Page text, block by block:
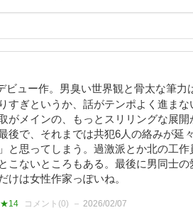
ビュー作。男臭い世界観と骨太な筆力
すぎというか、話がテンポよく進まな
がメインの、もっとスリリングな展
後で、それまでは共犯6人の絡みが延
と思ってしまう。過激派とか北の工
こないところもある。最後に男同士
けは女性作家っぽいね。
★14 コメント(0) 2026/02/07